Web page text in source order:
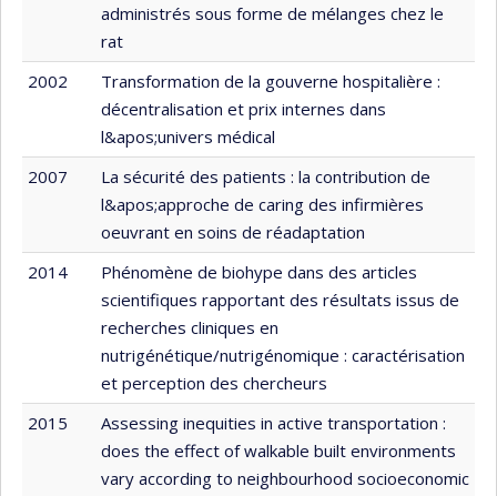
administrés sous forme de mélanges chez le
rat
2002
Transformation de la gouverne hospitalière :
décentralisation et prix internes dans
l&apos;univers médical
2007
La sécurité des patients : la contribution de
l&apos;approche de caring des infirmières
oeuvrant en soins de réadaptation
2014
Phénomène de biohype dans des articles
scientifiques rapportant des résultats issus de
recherches cliniques en
nutrigénétique/nutrigénomique : caractérisation
et perception des chercheurs
2015
Assessing inequities in active transportation :
does the effect of walkable built environments
vary according to neighbourhood socioeconomic